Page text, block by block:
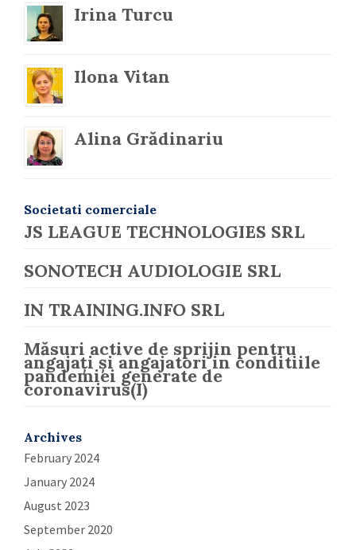
Irina Turcu
Ilona Vitan
Alina Grădinariu
Societati comerciale
JS LEAGUE TECHNOLOGIES SRL
SONOTECH AUDIOLOGIE SRL
IN TRAINING.INFO SRL
Măsuri active de sprijin pentru
angajați și angajatori in conditiile
pandemiei generate de
coronavirus(I)
Archives
February 2024
January 2024
August 2023
September 2020